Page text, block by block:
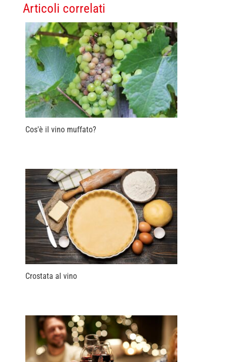
Articoli correlati
Cos'è il vino muffato?
Crostata al vino